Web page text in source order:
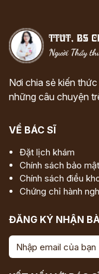
Nơi chia sẻ kiến
những câu chuyện
VỀ BÁC SĨ
Đặt lịch khám
Chính sách bảo mật
Chính sách điều
Chứng chỉ hành
ĐĂNG KÝ NHẬN